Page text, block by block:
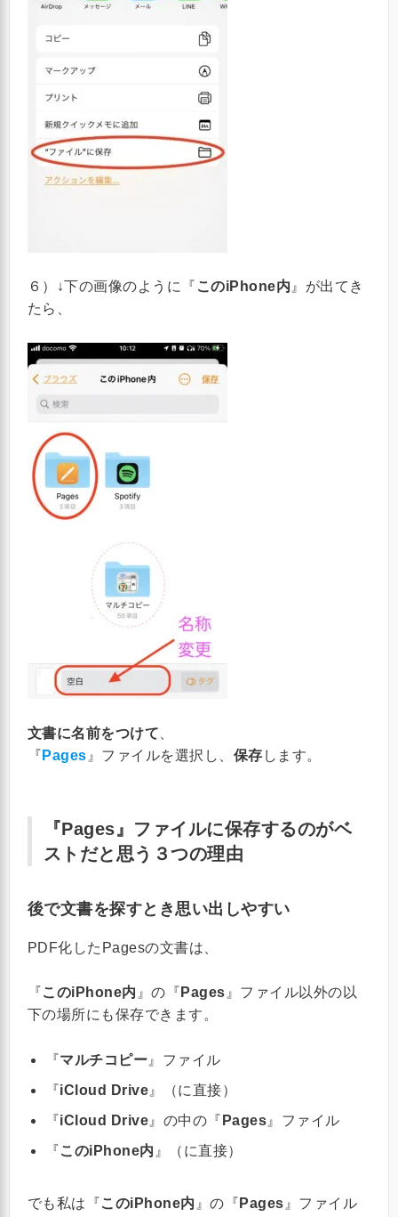
６）↓下の画像のように『 このiPhone内 』が出てき
たら、
文書に名前をつけて
『 Pages 』ファイルを選択し、 保存 します。
『Pages』ファイルに保存するのがベ
ストだと思う３つの理由
後で文書を探すとき思い出しやすい
PDF化したPagesの文書は、
『このiPhone内 』の『 Pages 』ファイル以外の以
下の場所にも保存できます。
『マルチコピー 』ファイル
『iCloud Drive 』（に直接）
『iCloud Drive 』の中の『 Pages 』ファイル
『このiPhone内 』（に直接）
でも私は『このiPhone内 』の『 Pages 』ファイル